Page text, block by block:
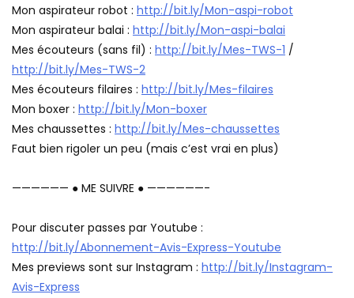
Mon aspirateur robot : http://bit.ly/Mon-aspi-robot
Mon aspirateur balai : http://bit.ly/Mon-aspi-balai
Mes écouteurs (sans fil) : http://bit.ly/Mes-TWS-1 /
http://bit.ly/Mes-TWS-2
Mes écouteurs filaires : http://bit.ly/Mes-filaires
Mon boxer : http://bit.ly/Mon-boxer
Mes chaussettes : http://bit.ly/Mes-chaussettes
Faut bien rigoler un peu (mais c’est vrai en plus)
—————— ● ME SUIVRE ● ——————-
Pour discuter passes par Youtube :
http://bit.ly/Abonnement-Avis-Express-Youtube
Mes previews sont sur Instagram : http://bit.ly/Instagram-
Avis-Express